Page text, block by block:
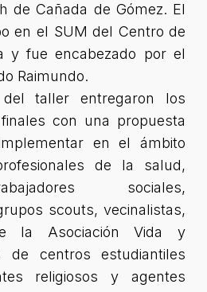
de Cañada de Gómez. El
en el SUM del Centro de
y fue encabezado por el
Raimundo.
del taller entregaron los
con una propuesta
en el ámbito
de la salud,
sociales,
scouts, vecinalistas,
la Asociación Vida y
de centros estudiantiles
religiosos y agentes